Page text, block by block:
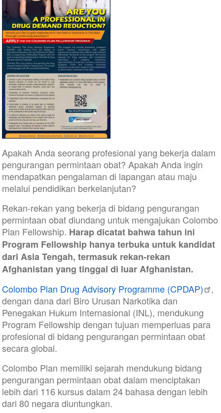
Apakah Anda seorang profesional yang bekerja dalam
pengurangan permintaan obat? Apakah Anda ingin
mendapatkan pengalaman di lapangan atau maju
melalui pendidikan berkelanjutan?
Rekan-rekan yang bekerja di bidang pengurangan
permintaan obat diundang untuk mengajukan Colombo
Plan Fellowship. Harap dicatat bahwa tahun ini
Program Fellowship hanya terbuka untuk kandidat
dari Asia Tengah, termasuk rekan-rekan
Afghanistan yang tinggal di luar Afghanistan.
Colombo Plan Drug Advisory Programme (CPDAP)
,
dengan dana dari Biro Urusan Narkotika dan
Penegakan Hukum Internasional (INL), mendukung
Program Fellowship dengan tujuan memperluas para
profesional di bidang pengurangan permintaan obat
secara global.
Colombo Plan memiliki sejarah mendukung bidang
pengurangan permintaan obat dalam menciptakan
lebih dari 116 kursus dalam 24 bahasa dengan lebih
dari 80 negara diuntungkan.